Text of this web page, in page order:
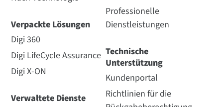
Verpackte Lösungen
Digi 360
Digi LifeCycle Assurance
Digi X-ON
Verwaltete Dienste
Professionelle
Dienstleistungen
Technische
Unterstützung
Kundenportal
Richtlinien für die